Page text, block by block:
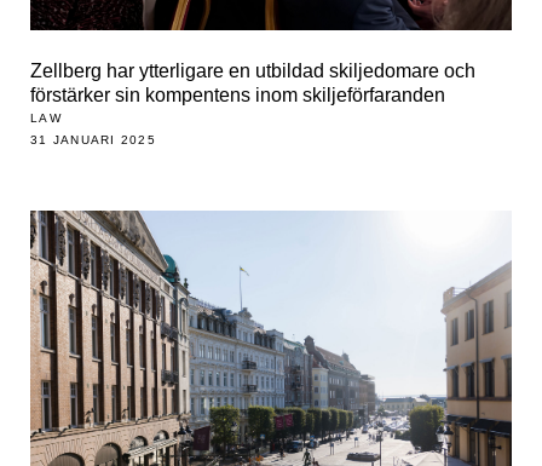
Zellberg har ytterligare en utbildad skiljedomare och
förstärker sin kompentens inom skiljeförfaranden
LAW
31 JANUARI 2025